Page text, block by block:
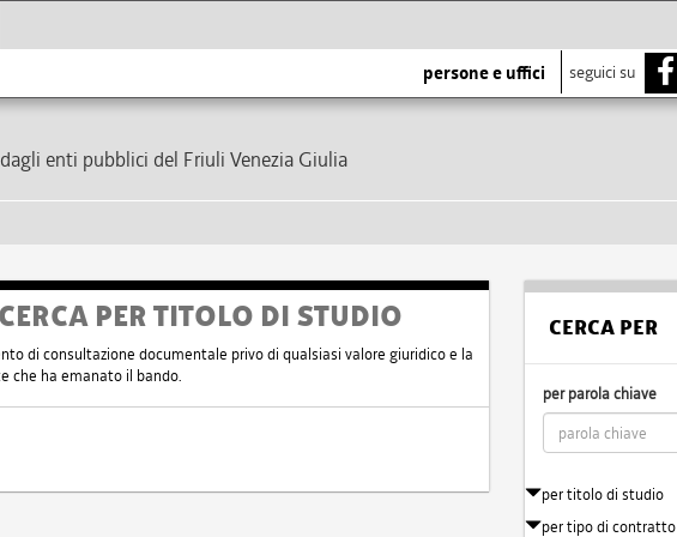
persone e uffici seguici su
enti pubblici del Friuli Venezia Giulia
PER TITOLO DI STUDIO
di consultazione documentale privo di qualsiasi valore giuridico e la
che ha emanato il bando.
CERCA PER
per parola chiave
per titolo di studio
per tipo di contratto